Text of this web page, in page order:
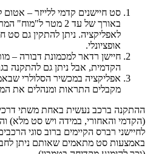
סט חיישנים קדמי ללייזר – אטום
באורך של עד 2 מטר ל"מוח"
לאפליקציה. ניתן להתקין גם סט
אופציונלי.
חיישן רדאר למכמונת דבורה –
הקדמית, אבל ניתן גם להתקנה בגריל
אפליקציה במכשיר הסלולרי
מקבלים התראות ומנהלים את
ברכב נעשית באחת משתי דרכים:
והאחורי, במידה ויש סט מלא)
רברס הקיימים ברוב סוגי הרכבים,
סט מתאמים שאותם ניתן לחבר